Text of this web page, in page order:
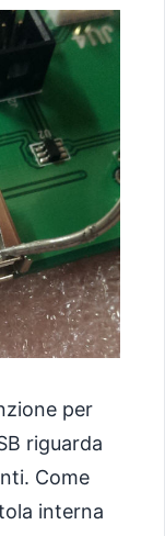
per
riguarda
Come
interna